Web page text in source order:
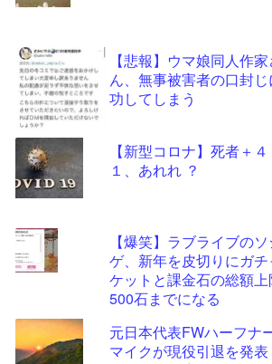
【悲報】ウマ娘同人作家
ん、無事被害者の口封
功してしまう
【新型コロナ】死者＋４
１、あれれ ？
【爆笑】ラブライブの
ゲ、新年を皮切りにガチ
ケットと課金石の総額
500石までになる
元日本代表FWハーフナ
マイクが現役引退を発表